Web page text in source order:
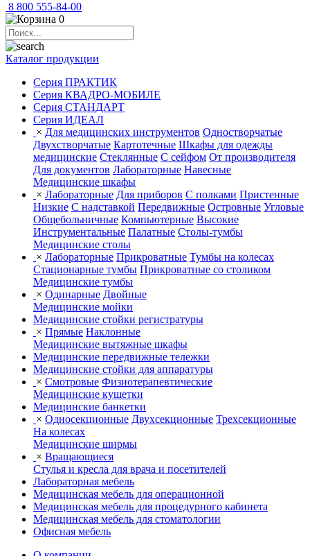
8 800 555-84-00
0
Каталог продукции
Серия ПРАКТИК
Серия КВАДРО-МОБИЛЕ
Серия СТАНДАРТ
Серия ИДЕАЛ
× Для медицинских инструментов Одностворчатые
Двухстворчатые Картотечные Шкафы для одежды
медицинские Стеклянные С сейфом От производителя
Для документов Лабораторные Навесные
Медицинские шкафы
× Лабораторные Для приборов С полками Пристенные
Низкие С надставкой Передвижные Островные Угловые
Общебольничные Компьютерные Высокие
Инструментальные Палатные Столы-тумбы
Медицинские столы
× Лабораторные Прикроватные Тумбы на колесах
Стационарные тумбы Прикроватные со столиком
Медицинские тумбы
× Одинарные Двойные
Медицинские мойки
Медицинские стойки регистратуры
× Прямые Наклонные
Медицинские вытяжные шкафы
Медицинские передвижные тележки
Медицинские стойки для аппаратуры
× Смотровые Физиотерапевтические
Медицинские кушетки
Медицинские банкетки
× Односекционные Двухсекционные Трехсекционные
На колесах
Медицинские ширмы
× Вращающиеся
Стулья и кресла для врача и посетителей
Лабораторная мебель
Медицинская мебель для операционной
Медицинская мебель для процедурного кабинета
Медицинская мебель для стоматологии
Офисная мебель